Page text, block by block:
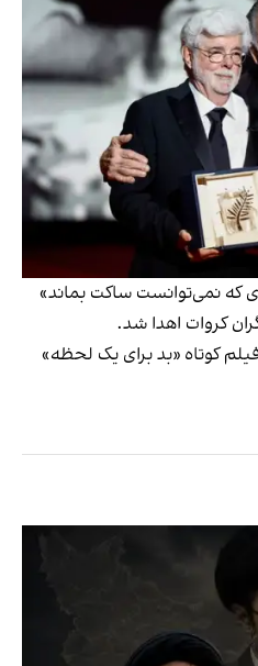
که نمی‌توانست ساکت بماند»
کروات اهدا شد.
کوتاه «بد برای یک لحظه»